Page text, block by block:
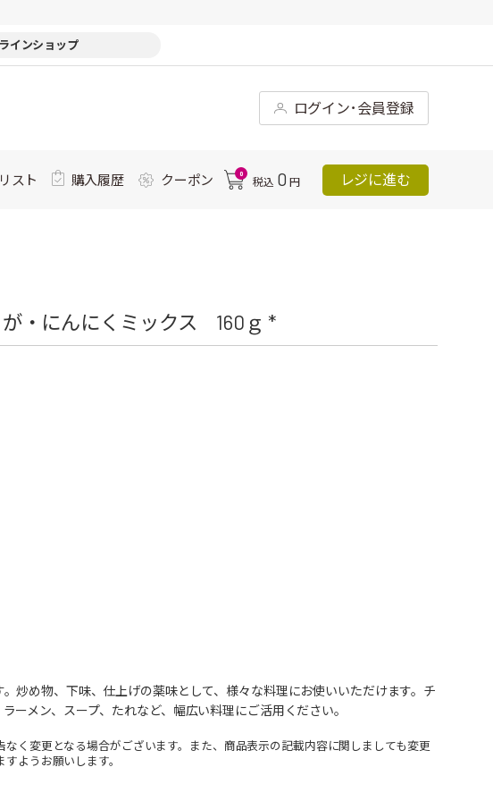
インショップ
ログイン･会員登録
スト 購入履歴 クーポン 0
税込 0 円 レジに進む
・にんにくミックス 160ｇ *
炒め物、下味、仕上げの薬味として、様々な料理にお使いいただけます。チ
ーメン、スープ、たれなど、幅広い料理にご活用ください。
く変更となる場合がございます。また、商品表示の記載内容に関しましても変更
ようお願いします。